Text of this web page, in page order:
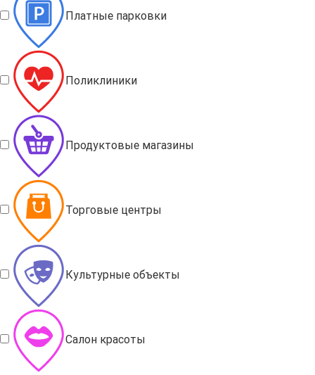
Платные парковки
Поликлиники
Продуктовые магазины
Торговые центры
Культурные объекты
Салон красоты